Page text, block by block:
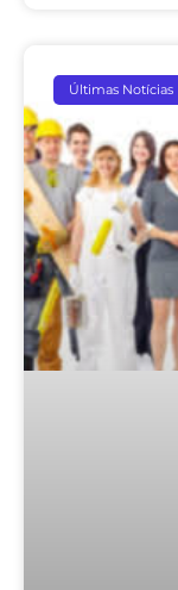
Últimas Notícias